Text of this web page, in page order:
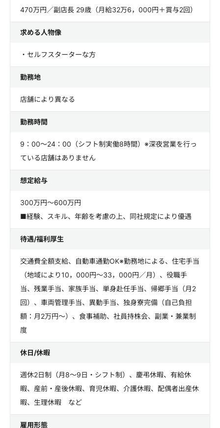
470万円／副店長 29歳（月給32万6，000円＋賞与2回）
求める人物像
・セルフスターターな方
勤務地
店舗により異なる
勤務時間
9：00～24：00（シフト制実働8時間）※深夜営業を行っ
ている店舗はありません
想定給与
300万円～600万円
■経験、スキル、年齢を考慮の上、同社規定により優遇
待遇/福利厚生
交通費全額支給、自動車通勤OK※勤務地による、住宅手当
（地域により10，000円～33，000円／月）、役職手
当、残業手当、家族手当、単身赴任手当、帰郷手当（月2
回）、車両管理手当、異動手当、独身寮完備（自己負担
額：月2万円～）、食事補助、社員持株会、副業・兼業制
度
休日/休暇
週休2日制（月8～9日・シフト制）、慶弔休暇、有給休
暇、産前・産後休暇、育児休暇、介護休暇、配偶者出産休
暇、生理休暇 など
雇用形態